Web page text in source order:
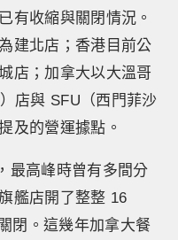
有收縮與關閉情況。
建北店；香港目前公
店；加拿大以大溫哥
店與 SFU（西門菲沙
及的營運據點。
最高峰時曾有多間分
艦店開了整整 16
閉。這幾年加拿大餐